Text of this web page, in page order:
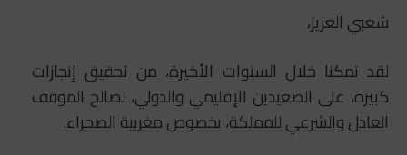
شعبي العزيز،
لقد تمكنا خلال السنوات الأخيرة، من تحقيق إنجازات
كبيرة، على الصعيدين الإقليمي والدولي، لصالح الموقف
العادل والشرعي للمملكة، بخصوص مغربية الصحراء.